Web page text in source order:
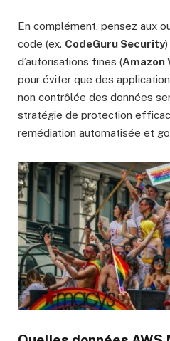
En complément, pensez aux
code (ex. CodeGuru Security
d’autorisations fines (Amazon
pour éviter que des
non contrôlée des données
stratégie de protection
remédiation automatisée et